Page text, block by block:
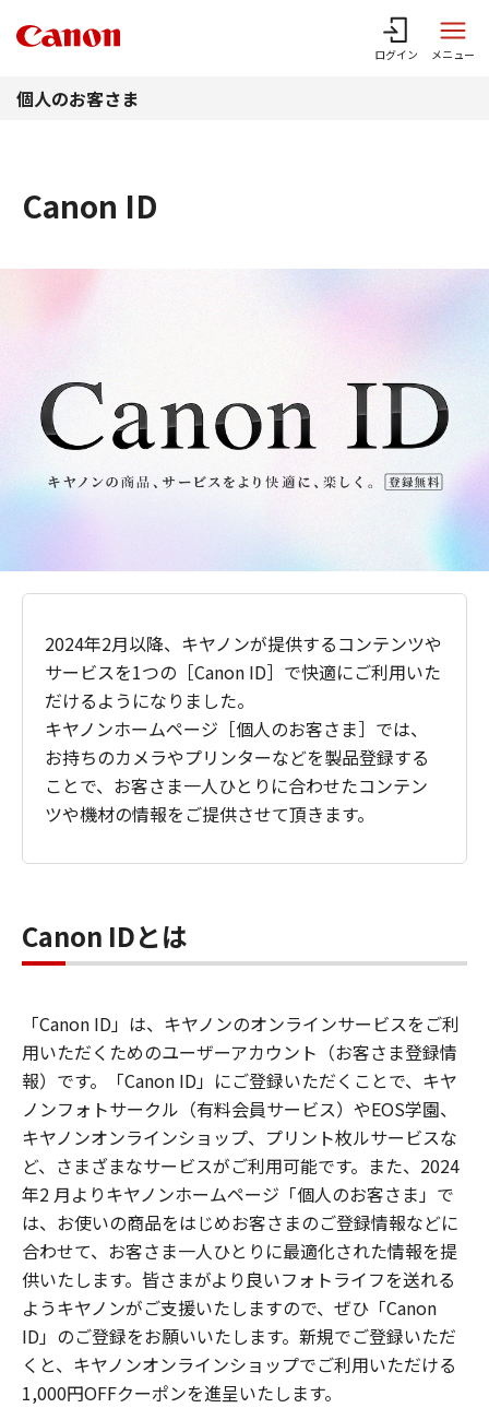
ログイン メニュー
個人のお客さま
Canon ID
2024年2月以降、キヤノンが提供するコンテンツや
サービスを1つの［Canon ID］で快適にご利用いた
だけるようになりました。
キヤノンホームページ［個人のお客さま］では、
お持ちのカメラやプリンターなどを製品登録する
ことで、お客さま一人ひとりに合わせたコンテン
ツや機材の情報をご提供させて頂きます。
Canon IDとは
「Canon ID」は、キヤノンのオンラインサービスをご利
用いただくためのユーザーアカウント（お客さま登録情
報）です。「Canon ID」にご登録いただくことで、キヤ
ノンフォトサークル（有料会員サービス）やEOS学園、
キヤノンオンラインショップ、プリント枚ルサービスな
ど、さまざまなサービスがご利用可能です。また、2024
年2 月よりキヤノンホームページ「個人のお客さま」で
は、お使いの商品をはじめお客さまのご登録情報などに
合わせて、お客さま一人ひとりに最適化された情報を提
供いたします。皆さまがより良いフォトライフを送れる
ようキヤノンがご支援いたしますので、ぜひ「Canon
ID」のご登録をお願いいたします。新規でご登録いただ
くと、キヤノンオンラインショップでご利用いただける
1,000円OFFクーポンを進呈いたします。